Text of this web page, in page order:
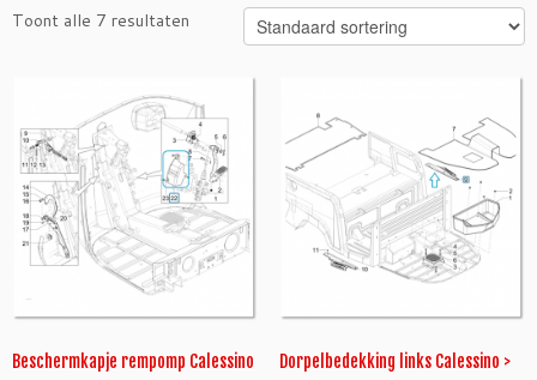
Toont alle 7 resultaten
Beschermkapje rempomp Calessino
Dorpelbedekking links Calessino >